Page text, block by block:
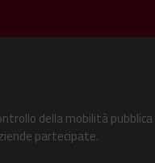
della mobilità
partecipate.